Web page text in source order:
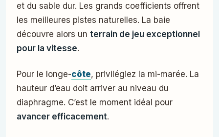
et du sable dur. Les grands coefficients offrent
les meilleures pistes naturelles. La baie
découvre alors un terrain de jeu exceptionnel
pour la vitesse.
Pour le longe-côte, privilégiez la mi-marée. La
hauteur d’eau doit arriver au niveau du
diaphragme. C’est le moment idéal pour
avancer efficacement.